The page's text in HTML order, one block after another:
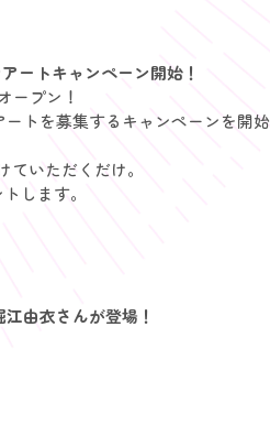
ートキャンペーン開始！
ープン！
トを募集するキャンペーンを開始
いただくだけ。
します。
由衣さんが登場！